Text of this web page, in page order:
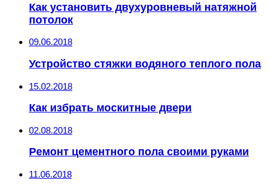
Как установить двухуровневый натяжной
потолок
09.06.2018
Устройство стяжки водяного теплого пола
15.02.2018
Как избрать москитные двери
02.08.2018
Ремонт цементного пола своими руками
11.06.2018